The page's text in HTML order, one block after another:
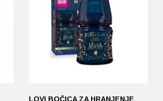
LOVI BOČICA ZA HRANJENJE